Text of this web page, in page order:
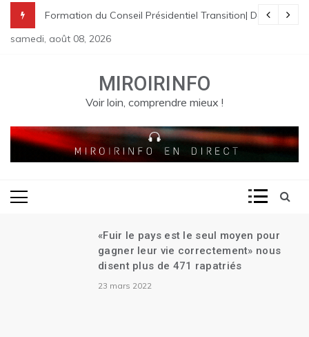
content
à St Raphael | Le premier Garry Conille rencontre les
pénale en Haïti
Transition| Ariel Henry remet sa démission| Le Canada se
Formation du Conseil Présidentiel Transition|
samedi, août 08, 2026
MIROIRINFO
Voir loin, comprendre mieux !
«Fuir le pays est le seul moyen pour
gagner leur vie correctement» nous
disent plus de 471 rapatriés
23 mars 2022